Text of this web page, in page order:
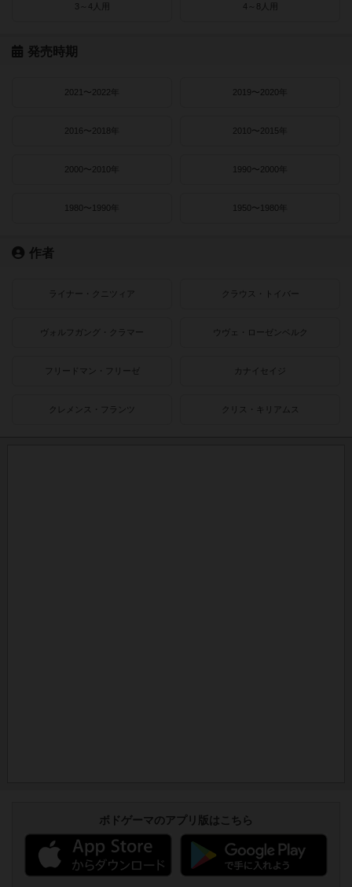
3～4人用 4～8人用
発売時期
2021〜2022年 2019〜2020年
2016〜2018年 2010〜2015年
2000〜2010年 1990〜2000年
1980〜1990年 1950〜1980年
作者
ライナー・クニツィア クラウス・トイバー
ヴォルフガング・クラマー ウヴェ・ローゼンベルク
フリードマン・フリーゼ カナイセイジ
クレメンス・フランツ クリス・キリアムス
ボドゲーマのアプリ版はこちら